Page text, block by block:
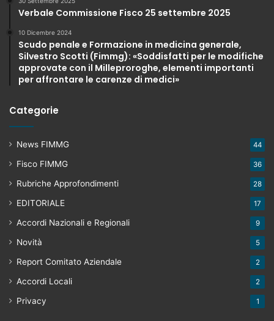
Verbale Commissione Fisco 25 settembre 2025
10 Dicembre 2024
Scudo penale e Formazione in medicina generale,
Silvestro Scotti (Fimmg): «Soddisfatti per le modifiche
approvate con il Milleproroghe, elementi importanti
per affrontare le carenze di medici»
Categorie
News FIMMG 44
Fisco FIMMG 36
Rubriche Approfondimenti 28
EDITORIALE 17
Accordi Nazionali e Regionali 9
Novità 5
Report Comitato Aziendale 2
Accordi Locali 2
Privacy 1